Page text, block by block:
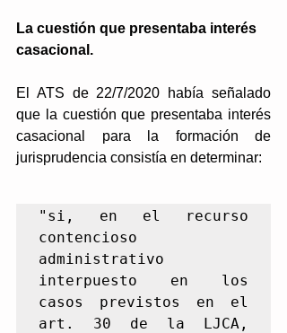
La cuestión que presentaba interés
casacional.
El ATS de 22/7/2020 había señalado
que la cuestión que presentaba interés
casacional para la formación de
jurisprudencia consistía en determinar:
"si, en el recurso
contencioso
administrativo
interpuesto en los
casos previstos en el
art. 30 de la LJCA,